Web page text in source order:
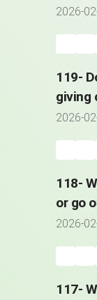
2026-
119-
giving
2026-
118-
or go
great?
2026-
117-